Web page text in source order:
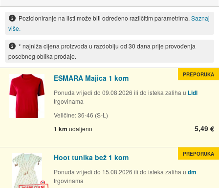
Pozicioniranje na listi može biti određeno različitim parametrima. Saznaj
više.
* najniža cijena proizvoda u razdoblju od 30 dana prije provođenja
posebnog oblika prodaje.
ESMARA Majica 1 kom
Ponuda vrijedi do 09.08.2026 ili do isteka zaliha u Lidl
trgovinama
Veličine: 36-46 (S-L)
1 km udaljeno 5,49 €
PREPORUKA
Hoot tunika bež 1 kom
Ponuda vrijedi do 15.08.2026 ili do isteka zaliha u dm
trgovinama
PREPORUKA